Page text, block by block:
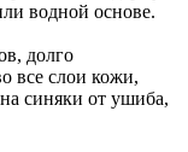
водной основе.
долго
все слои кожи,
синяки от ушиба,